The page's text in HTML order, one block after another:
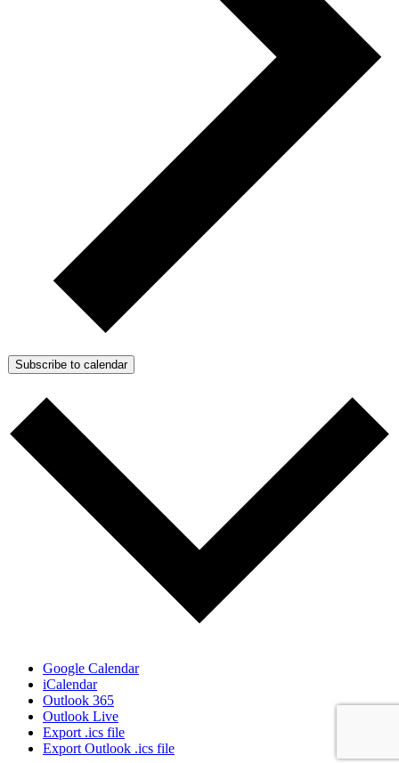
Subscribe to calendar
Google Calendar
iCalendar
Outlook 365
Outlook Live
Export .ics file
Export Outlook .ics file